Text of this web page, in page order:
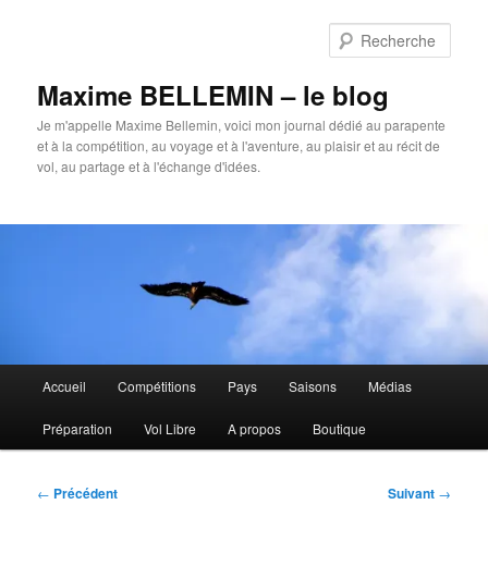
Maxime BELLEMIN – le blog
Je m'appelle Maxime Bellemin, voici mon journal dédié au parapente
et à la compétition, au voyage et à l'aventure, au plaisir et au récit de
vol, au partage et à l'échange d'idées.
principal
Accueil Compétitions Pays Saisons Médias
Préparation Vol Libre A propos Boutique
Navigation
← Précédent Suivant →